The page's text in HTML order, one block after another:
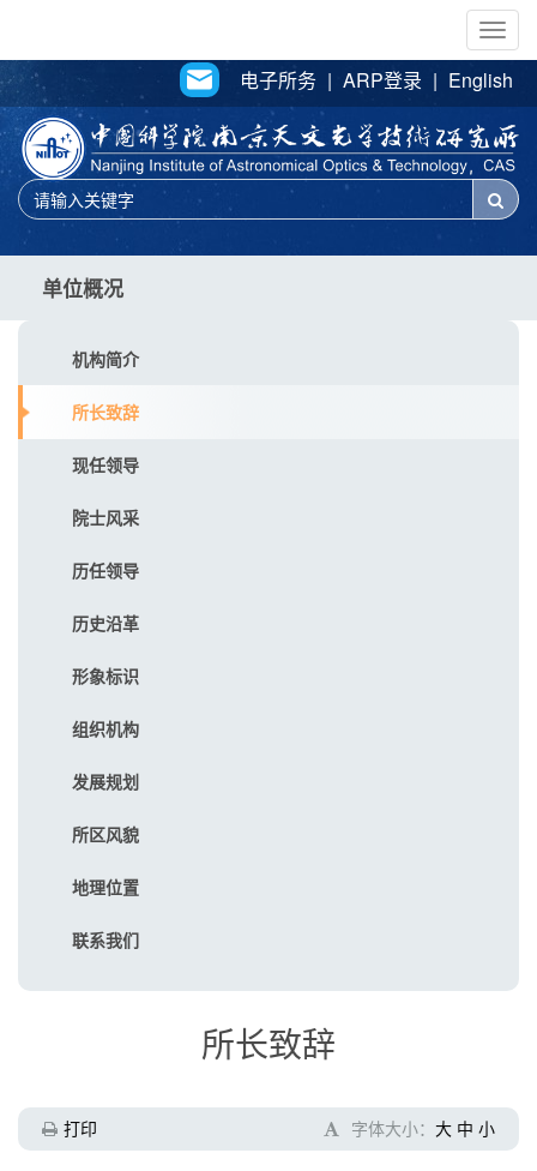
电子所务 | ARP登录 | English
单位概况
机构简介
所长致辞
现任领导
院士风采
历任领导
历史沿革
形象标识
组织机构
发展规划
所区风貌
地理位置
联系我们
所长致辞
字体大小： 大 中 小
打印